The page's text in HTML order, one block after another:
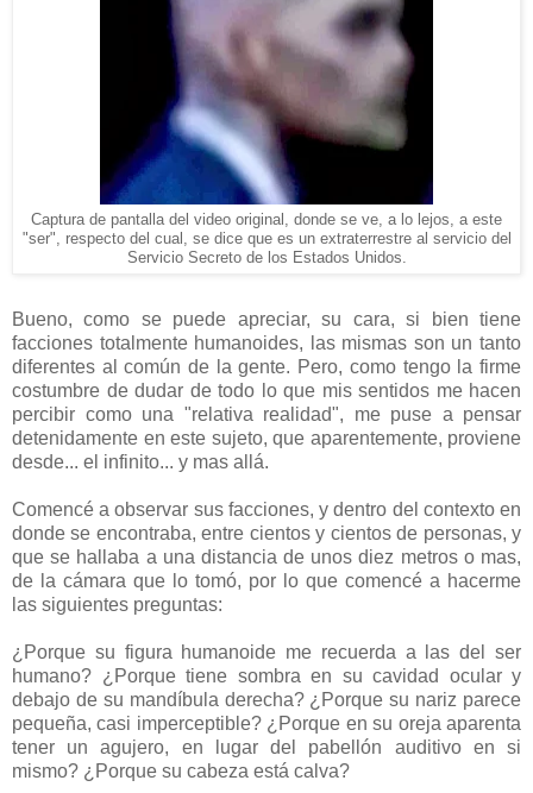
Captura de pantalla del video original, donde se ve, a lo lejos, a este
"ser", respecto del cual, se dice que es un extraterrestre al servicio del
Servicio Secreto de los Estados Unidos.
Bueno, como se puede apreciar, su cara, si bien tiene
facciones totalmente humanoides, las mismas son un tanto
diferentes al común de la gente. Pero, como tengo la firme
costumbre de dudar de todo lo que mis sentidos me hacen
percibir como una "relativa realidad", me puse a pensar
detenidamente en este sujeto, que aparentemente, proviene
desde... el infinito... y mas allá.
Comencé a observar sus facciones, y dentro del contexto en
donde se encontraba, entre cientos y cientos de personas, y
que se hallaba a una distancia de unos diez metros o mas,
de la cámara que lo tomó, por lo que comencé a hacerme
las siguientes preguntas:
¿Porque su figura humanoide me recuerda a las del ser
humano? ¿Porque tiene sombra en su cavidad ocular y
debajo de su mandíbula derecha? ¿Porque su nariz parece
pequeña, casi imperceptible? ¿Porque en su oreja aparenta
tener un agujero, en lugar del pabellón auditivo en si
mismo? ¿Porque su cabeza está calva?